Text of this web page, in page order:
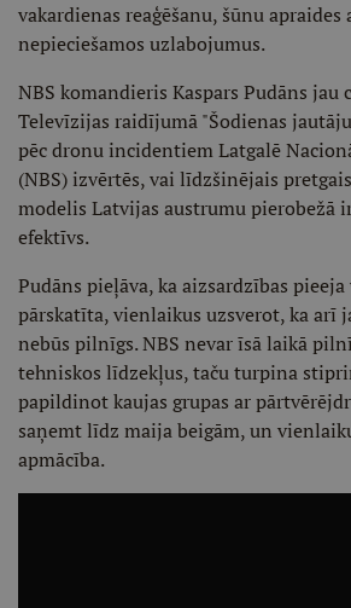
vakardienas reaģēšanu, šūnu
nepieciešamos uzlabojumus.
NBS komandieris Kaspars Pudāns
Televīzijas raidījumā "Šodienas
pēc dronu incidentiem Latgalē
(NBS) izvērtēs, vai līdzšinējais
modelis Latvijas austrumu pierobežā
efektīvs.
Pudāns pieļāva, ka aizsardzības
pārskatīta, vienlaikus uzsverot, ka arī
nebūs pilnīgs. NBS nevar īsā laikā
tehniskos līdzekļus, taču turpina
papildinot kaujas grupas ar
saņemt līdz maija beigām, un
apmācība.